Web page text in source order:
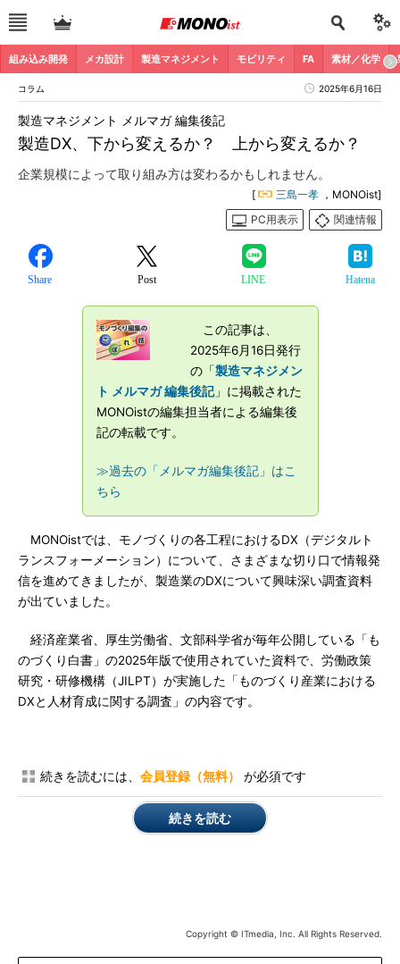
組み込み開発 メカ設計 製造マネジメント モビリティ FA 素材／化学
コラム 2025年6月16日
製造DX、下から変えるか？ 上から変えるか？
製造マネジメント メルマガ 編集後記
企業規模によって取り組み方は変わるかもしれません。
[ 三島一孝 ，MONOist]
PC用表示
関連情報
Share Post LINE Hatena
この記事は、
2025年6月16日発行
の「製造マネジメン
ト メルマガ 編集後記」に掲載された
MONOistの編集担当者による編集後
記の転載です。
≫過去の「メルマガ編集後記」はこ
ちら
MONOistでは、モノづくりの各工程におけるDX（デジタルト
ランスフォーメーション）について、さまざまな切り口で情報発
信を進めてきましたが、製造業のDXについて興味深い調査資料
が出ていました。
経済産業省、厚生労働省、文部科学省が毎年公開している「も
のづくり白書」の2025年版で使用されていた資料で、労働政策
研究・研修機構（JILPT）が実施した「ものづくり産業における
DXと人材育成に関する調査」の内容です。
続きを読むには、 会員登録（無料） が必須です
続きを読む
Copyright © ITmedia, Inc. All Rights Reserved.